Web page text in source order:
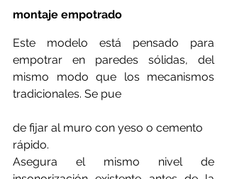
montaje empotrado
Este modelo está pensado para
empotrar en paredes sólidas, del
mismo modo que los mecanismos
tradicionales. Se pue
de fijar al muro con yeso o cemento
rápido.
Asegura el mismo nivel de